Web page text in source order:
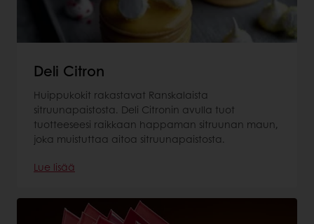
Deli Citron
Huippukokit rakastavat Ranskalaista
sitruunapaistosta. Deli Citronin avulla tuot
tuotteeseesi raikkaan happaman sitruunan maun,
joka muistuttaa aitoa sitruunapaistosta.
Lue lisää